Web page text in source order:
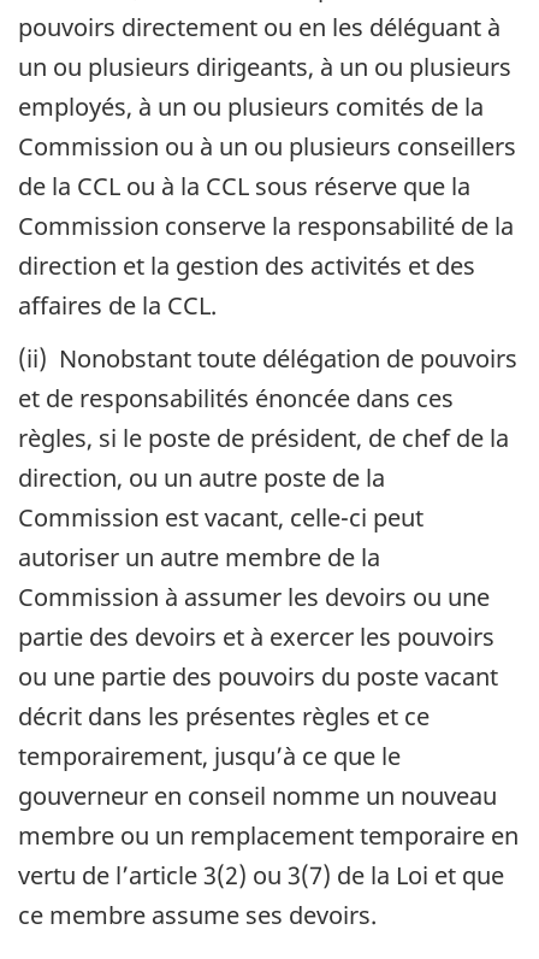
pouvoirs directement ou en les déléguant à
un ou plusieurs dirigeants, à un ou plusieurs
employés, à un ou plusieurs comités de la
Commission ou à un ou plusieurs conseillers
de la CCL ou à la CCL sous réserve que la
Commission conserve la responsabilité de la
direction et la gestion des activités et des
affaires de la CCL.
(ii) Nonobstant toute délégation de pouvoirs
et de responsabilités énoncée dans ces
règles, si le poste de président, de chef de la
direction, ou un autre poste de la
Commission est vacant, celle-ci peut
autoriser un autre membre de la
Commission à assumer les devoirs ou une
partie des devoirs et à exercer les pouvoirs
ou une partie des pouvoirs du poste vacant
décrit dans les présentes règles et ce
temporairement, jusqu’à ce que le
gouverneur en conseil nomme un nouveau
membre ou un remplacement temporaire en
vertu de l’article 3(2) ou 3(7) de la Loi et que
ce membre assume ses devoirs.